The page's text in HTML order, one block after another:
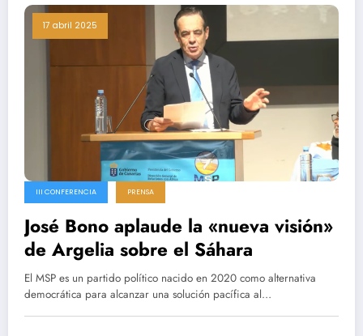
17 abril 2025
III CONFERENCIA PRENSA
José Bono aplaude la «nueva visión»
de Argelia sobre el Sáhara
El MSP es un partido político nacido en 2020 como alternativa
democrática para alcanzar una solución pacífica al…